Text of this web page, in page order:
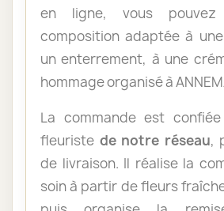
en ligne, vous
composition adaptée à
un enterrement, à une
hommage organisé à
La commande est
fleuriste de notre réseau,
de livraison. Il réalise la
soin à partir de fleurs